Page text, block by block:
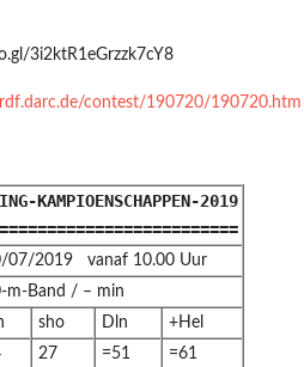
3i2ktR1eGrzzk7cY8
contest/190720/190720.htm
KAMPIOENSCHAPPEN-2019
07/2019 vanaf 10.00 Uur
m-Band / – min
sho Dln
+Hel
27 =51 =61